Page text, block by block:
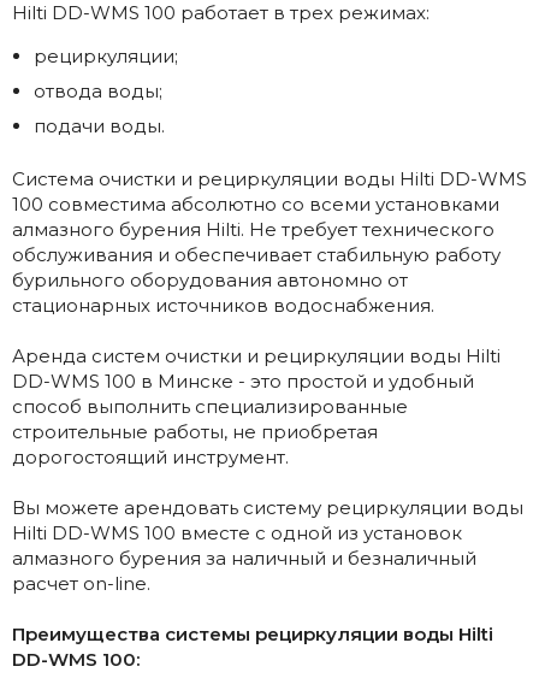
Hilti DD-WMS 100 работает в трех режимах:
рециркуляции;
отвода воды;
подачи воды.
Система очистки и рециркуляции воды Hilti DD-WMS
100 совместима абсолютно со всеми установками
алмазного бурения Hilti. Не требует технического
обслуживания и обеспечивает стабильную работу
бурильного оборудования автономно от
стационарных источников водоснабжения.
Аренда систем очистки и рециркуляции воды Hilti
DD-WMS 100 в Минске - это простой и удобный
способ выполнить специализированные
строительные работы, не приобретая
дорогостоящий инструмент.
Вы можете арендовать систему рециркуляции воды
Hilti DD-WMS 100 вместе с одной из установок
алмазного бурения за наличный и безналичный
расчет on-line.
Преимущества системы рециркуляции воды Hilti
DD-WMS 100: